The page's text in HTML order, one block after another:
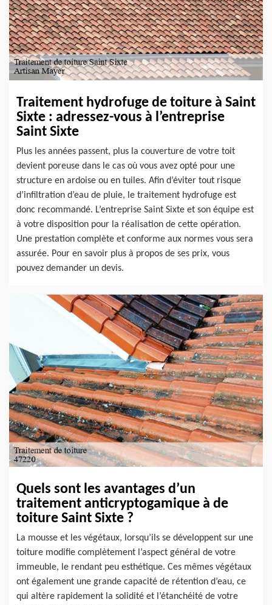
Traitement hydrofuge de toiture à Saint
Sixte : adressez-vous à l’entreprise
Saint Sixte
Plus les années passent, plus la couverture de votre toit
devient poreuse dans le cas où vous avez opté pour une
structure en ardoise ou en tuiles. Afin d’éviter tout risque
d’infiltration d’eau de pluie, le traitement hydrofuge est
donc recommandé. L’entreprise Saint Sixte et son équipe est
à votre disposition pour la réalisation de cette opération.
Une prestation complète et conforme aux normes vous sera
assurée. Pour en savoir plus à propos de ses prix, vous
pouvez demander un devis.
Quels sont les avantages d’un
traitement anticryptogamique à de
toiture Saint Sixte ?
La mousse et les végétaux, lorsqu’ils se développent sur une
toiture modifie complètement l’aspect général de votre
immeuble, le rendant peu esthétique. Ces mêmes végétaux
ont également une grande capacité de rétention d’eau, ce
qui altère rapidement la solidité et l’étanchéité de votre